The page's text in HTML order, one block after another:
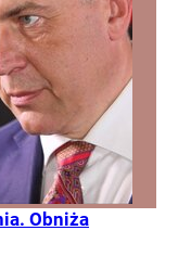
Obniża